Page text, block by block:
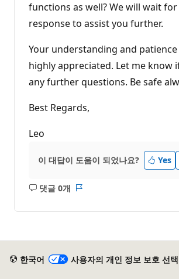
functions as well? We will wait
response to assist you further.
Your understanding and
highly appreciated. Let me know
any further questions. Be safe
Best Regards,
Leo
이 대답이 도움이 되었나요? Yes
댓글 0개
설
한국어 사용자의 개인 정보 보호 선택